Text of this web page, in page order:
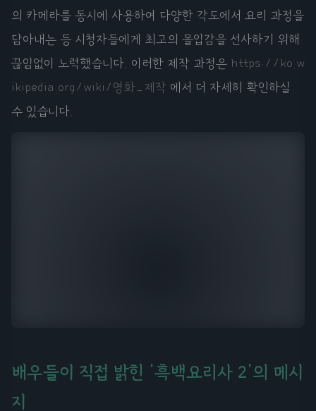
의 카메라를 동시에 사용하여 다양한 각도에서 요리 과정을
담아내는 등 시청자들에게 최고의 몰입감을 선사하기 위해
끊임없이 노력했습니다. 이러한 제작 과정은 https://ko.w
ikipedia.org/wiki/영화_제작 에서 더 자세히 확인하실
수 있습니다.
배우들이 직접 밝힌 '흑백요리사 2'의 메시
지